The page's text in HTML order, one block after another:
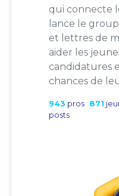
qui connecte
lance le
et lettres de
aider les
candidatures
chances de
943 pros 871
posts